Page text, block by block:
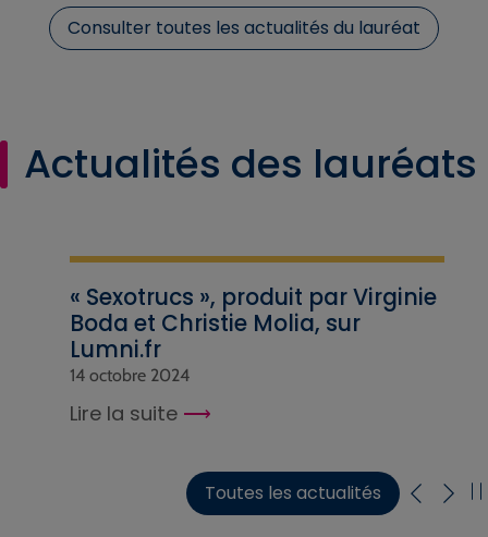
Consulter toutes les actualités du lauréat
Actualités des lauréats
« Sexotrucs », produit par Virginie
Boda et Christie Molia, sur
Lumni.fr
14 octobre 2024
Lire la suite
Toutes les actualités